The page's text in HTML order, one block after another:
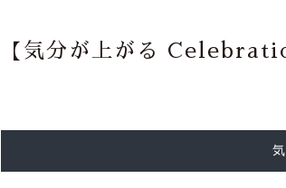
【気分が上がる